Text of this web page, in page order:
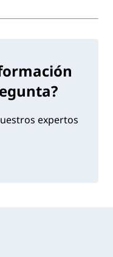
expertos